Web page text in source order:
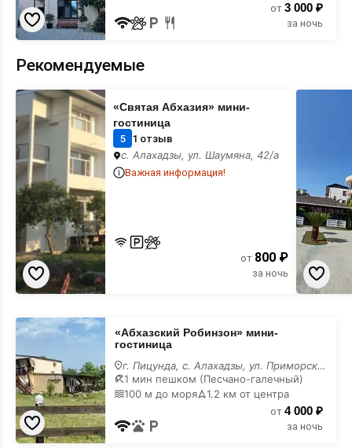
от 3 000 ₽
за ночь
Рекомендуемые
«Святая
Абхазия»
мини-
гостиница
«Святая Абхазия» мини-
гостиница
5 1 отзыв
с. Алахадзы, ул. Шаумяна, 42/а
Важная информация!
от 800 ₽
за ночь
«Абхазский
Робинзон»
гостиница
с
лечением
«Абхазский Робинзон» мини-
гостиница
г. Пицунда, с. Алахадзы, ул. Приморская, 1/А (берег моря
1 мин пешком (Песчано-галечный)
100 м до моря
1.2 км от центра
от 4 000 ₽
за ночь